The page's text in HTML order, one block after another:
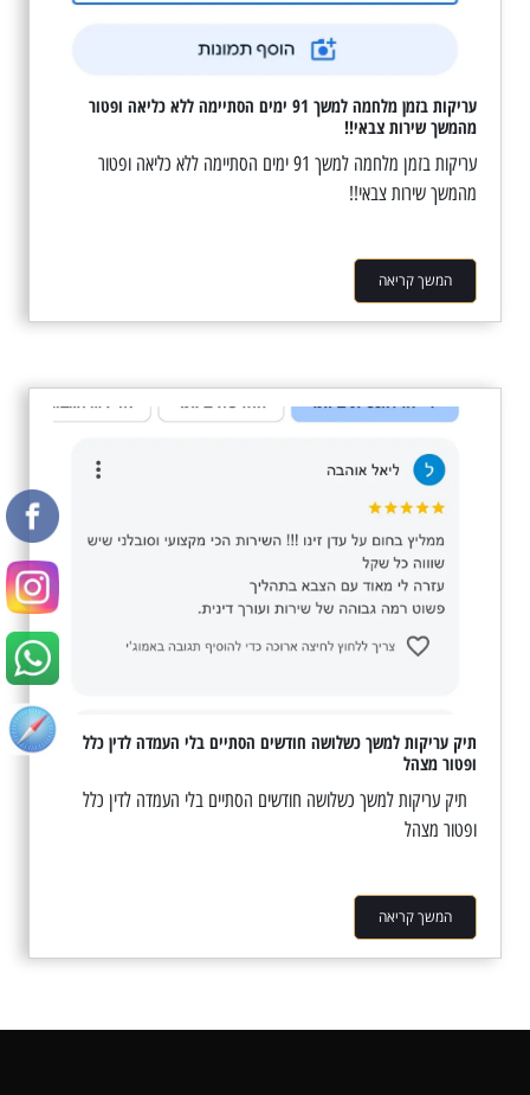
עריקות בזמן מלחמה למשך 91 ימים הסתיימה ללא כליאה ופטור
מהמשך שירות צבאי!!
עריקות בזמן מלחמה למשך 91 ימים הסתיימה ללא כליאה ופטור
מהמשך שירות צבאי!!
המשך קריאה
תיק עריקות למשך כשלושה חודשים הסתיים בלי העמדה לדין כלל
ופטור מצהל
תיק עריקות למשך כשלושה חודשים הסתיים בלי העמדה לדין כלל
ופטור מצהל
המשך קריאה